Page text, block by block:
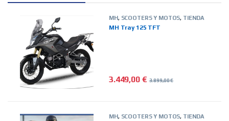
MH, SCOOTERS Y MOTOS, TIENDA
MH Tray 125 TFT
3.449,00 € 3.899,00€
MH, SCOOTERS Y MOTOS, TIENDA